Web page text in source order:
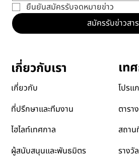
ยืนยันสมัครรับจดหมายข่าว
สมัครรับข่าวสาร
เกี่ยวกับเรา
เกี่ยวกับ
ที่ปรึกษาและทีมงาน
ไฮไลท์เทศกาล
ผู้สนับสนุนและพันธมิตร
เท
โปรแ
ตารา
สถาน
รางวั